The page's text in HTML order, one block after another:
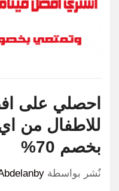
احصلي على
للاطفال من
بخصم 70%
نٌشر بواسطة